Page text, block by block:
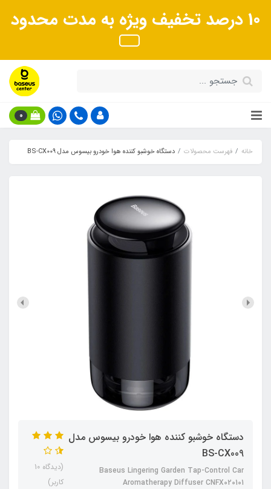
10 درصد تخفیف ویژه به مدت محدود
0
خانه فهرست محصولات دستگاه خوشبو کننده هوا خودرو بیسوس مدل BS-CX009
دستگاه خوشبو کننده هوا خودرو بیسوس مدل
BS-CX009
Baseus Lingering Garden Tap-Control Car
Aromatherapy Diffuser CNFX020101
(دیدگاه 10
کاربر)